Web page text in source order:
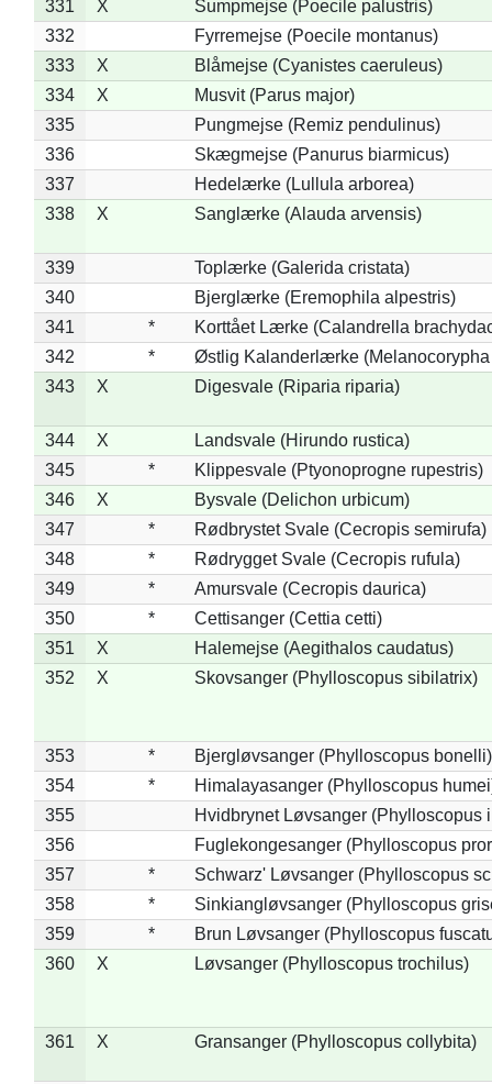
331 X
Sumpmejse (Poecile palustris)
332
Fyrremejse (Poecile montanus)
333
X
Blåmejse (Cyanistes caeruleus)
334
X
Musvit (Parus major)
335
Pungmejse (Remiz pendulinus)
336
Skægmejse (Panurus biarmicus)
337
Hedelærke (Lullula arborea)
338
X Sanglærke (Alauda arvensis)
339
Toplærke (Galerida cristata)
340
Bjerglærke (Eremophila alpestris)
341
*
Korttået Lærke (Calandrella
342
*
Østlig Kalanderlærke (Melanocorypha
343
X Digesvale (Riparia riparia)
344 X
Landsvale (Hirundo rustica)
345
*
Klippesvale (Ptyonoprogne rupestris)
346
X
Bysvale (Delichon urbicum)
347
*
Rødbrystet Svale (Cecropis semirufa)
348
*
Rødrygget Svale (Cecropis rufula)
349
*
Amursvale (Cecropis daurica)
350
*
Cettisanger (Cettia cetti)
351
X
Halemejse (Aegithalos caudatus)
352
X Skovsanger (Phylloscopus sibilatrix)
353 *
Bjergløvsanger (Phylloscopus bonelli)
354
*
Himalayasanger (Phylloscopus
355
Hvidbrynet Løvsanger (Phylloscopus
356
Fuglekongesanger (Phylloscopus
357
*
Schwarz' Løvsanger (Phylloscopus
358
*
Sinkiangløvsanger (Phylloscopus
359
*
Brun Løvsanger (Phylloscopus
360
X Løvsanger (Phylloscopus trochilus)
361 X Gransanger (Phylloscopus collybita)